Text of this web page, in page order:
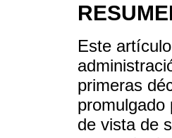
Este
primeras
promulgado
de vista de